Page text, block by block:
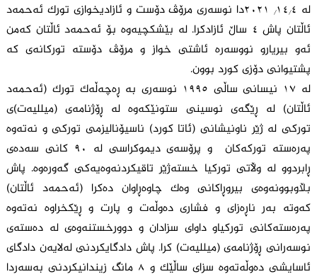
لە ١٤/٤/ ٢٠٢١دا نوسەری مرۆڤ دۆست و ئازادیخوازی تورک ئەحمەد
ئاڵتان پاش ٤ ساڵ ئازادکرا. لە بێشکچیەوە بۆ ئەحمەد ئاڵتان کەمن
ئەو بیریارو نووسەرە ئاشتی خواز و مرۆڤ دۆستە تورکانەی کە
پشتیوانی دۆزی کورد بوون.
لە ١٧ نیسانی ساڵی ١٩٩٥ نوسەری بە ڕەچەڵەک تورک (ئەحمەد
ئاڵتان) لە ڕێگەی نوسینی ستونێکەوە لە ڕۆژنامەی (میللیەت)ی
تورکی لە ژێر ناونیشانی (ئاتا کورد) ناسیۆنالیزمی تورکی و نەتەوە
پەرەستە تورکەکان و پرۆسەی دیموکراسی لە ٩٠ کانی سەدەی
ڕابردوو لە وڵاتی تورکیا خستەژێر تاقیکردنەوەیەکی گەورەوە. پاش
بڵاوبوونەوەی بیروڕاکانی وەک چاوەڕاوان دەکرا (ئەحمەد ئاڵتان)
کەوتە بەر ناڕەزای و فشاری دەوڵەت و پارت و ڕێکخراوە نەتەوە
پەرەستەکانی تورکیاو داوای سزادان و دوورخستنەوەی لە دەستەی
نوسەرانی ڕۆژنامەی (میللیەت) کرا. پاش دادگایکردنی لەلایەن دادگای
ئاسایشی دەوڵەتەوە سزای ساڵێک و ٨ مانگ زیندانیکردنی بەسەردا